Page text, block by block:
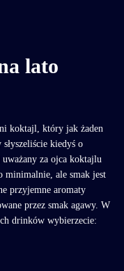
lato
koktajl, który jak żaden
kiedyś o
za ojca koktajlu
minimalnie, ale smak jest
przyjemne aromaty
przez smak agawy. W
drinków wybierzecie: